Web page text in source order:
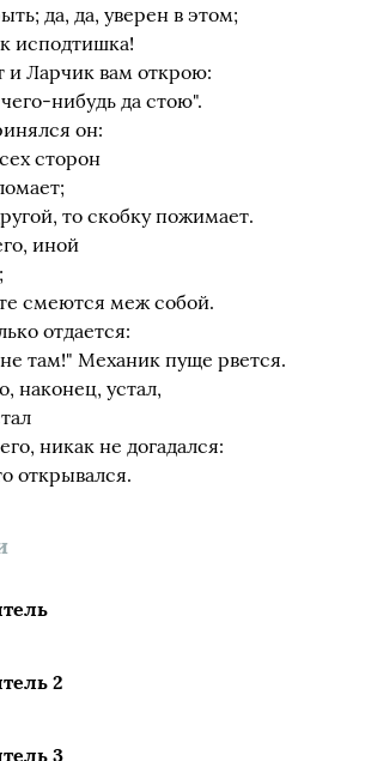
да, да, уверен в этом;
исподтишка!
и Ларчик вам открою:
нибудь да стою".
он:
сторон
то скобку пожимает.
иной
смеются меж собой.
отдается:
там!" Механик пуще рвется.
наконец, устал,
никак не догадался:
открывался.
2
3